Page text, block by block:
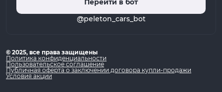
@peleton_cars_bot
© 2025, все права защищены
Политика конфиденциальности
Пользовательское соглашение
Публичная оферта о заключении договора купли-продажи
Условия акции